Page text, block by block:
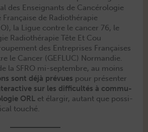
des Enseignants de Can­cérolo­gie
Française de Radio­thérapie
la Ligue con­tre le can­cer 76, le
Radio­thérapie Tête Et Cou
des Entre­pris­es Français­es
le Can­cer (GEFLUC) Nor­mandie.
la SFRO mi-sep­tem­bre, au moins
sont déjà prévues pour présen­ter
sur les dif­fi­cultés à com­mu­
ORL et élargir, autant que pos­si­
touché.